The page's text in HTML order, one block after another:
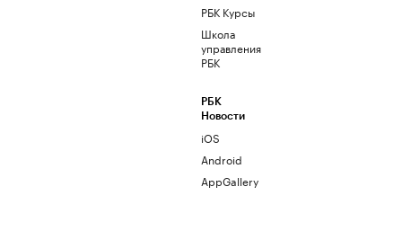
РБК Курсы
Школа
управления
РБК
РБК
Новости
iOS
Android
AppGallery